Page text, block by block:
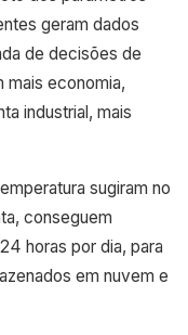
geram dados
de decisões de
mais economia,
industrial, mais
sugiram no
conseguem
horas por dia, para
em nuvem e